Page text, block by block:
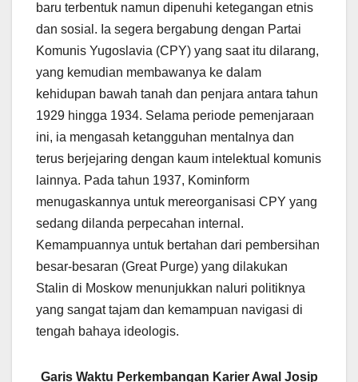
baru terbentuk namun dipenuhi ketegangan etnis
dan sosial. Ia segera bergabung dengan Partai
Komunis Yugoslavia (CPY) yang saat itu dilarang,
yang kemudian membawanya ke dalam
kehidupan bawah tanah dan penjara antara tahun
1929 hingga 1934. Selama periode pemenjaraan
ini, ia mengasah ketangguhan mentalnya dan
terus berjejaring dengan kaum intelektual komunis
lainnya. Pada tahun 1937, Kominform
menugaskannya untuk mereorganisasi CPY yang
sedang dilanda perpecahan internal.
Kemampuannya untuk bertahan dari pembersihan
besar-besaran (Great Purge) yang dilakukan
Stalin di Moskow menunjukkan naluri politiknya
yang sangat tajam dan kemampuan navigasi di
tengah bahaya ideologis.
Garis Waktu Perkembangan Karier Awal Josip